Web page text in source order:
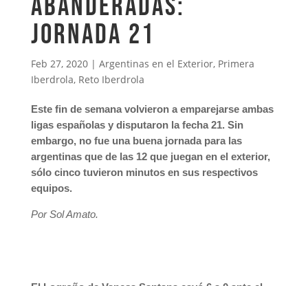
jornada 21
Feb 27, 2020| Argentinas en el Exterior, Primera
Iberdrola, Reto Iberdrola
Este fin de semana volvieron a emparejarse ambas
ligas españolas y disputaron la fecha 21. Sin
embargo, no fue una buena jornada para las
argentinas que de las 12 que juegan en el exterior,
sólo cinco tuvieron minutos en sus respectivos
equipos.
Por Sol Amato.